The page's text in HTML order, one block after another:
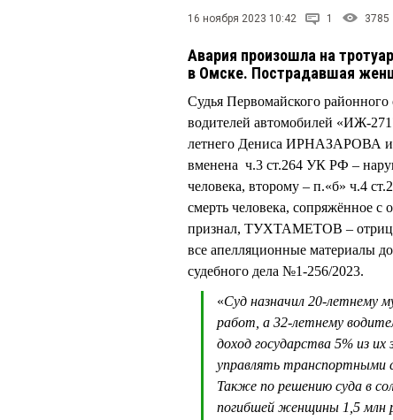
16 ноября 2023 10:42 1 3785
Авария произошла на
в Омске. Пострадавшая
Судья Первомайского
водителей автомобилей «ИЖ-
летнего Дениса ИРНАЗАРОВА
вменена ч.3 ст.264 УК РФ –
человека, второму – п.«б» ч.4
смерть человека, сопряжённое
признал, ТУХТАМЕТОВ –
все апелляционные материалы
судебного дела №1-256/2023.
«Суд назначил 20-летнему
работ, а 32-летнему
доход государства 5% из
управлять транспортными
Также по решению суда в
погибшей женщины 1,5 млн